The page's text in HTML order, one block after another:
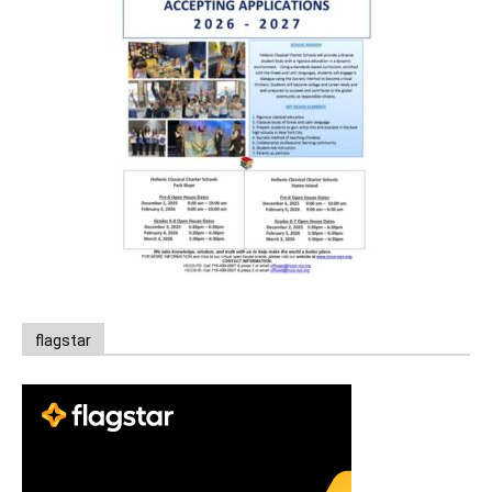
flagstar